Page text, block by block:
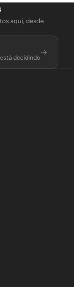
aqui, desde
decidindo